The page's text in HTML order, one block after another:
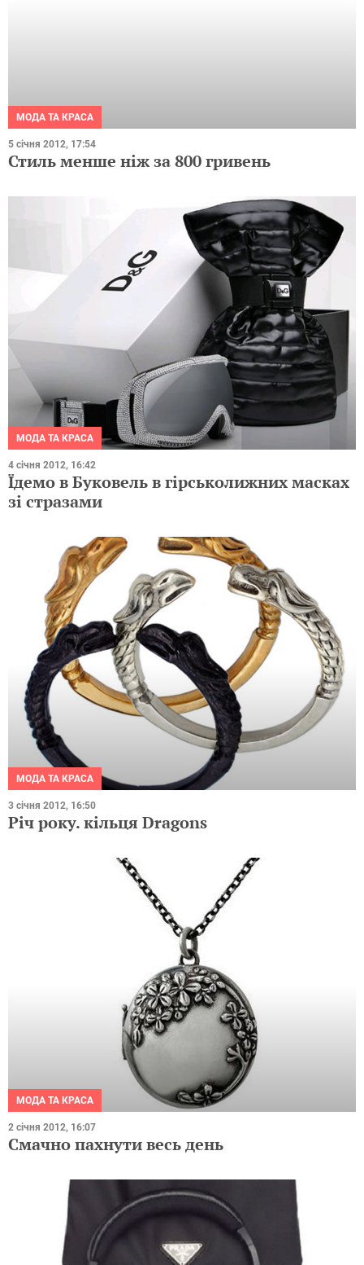
5 січня 2012, 17:54
Стиль менше ніж за 800 гривень
МОДА ТА КРАСА
4 січня 2012, 16:42
Їдемо в Буковель в гірськолижних масках
зі стразами
МОДА ТА КРАСА
3 січня 2012, 16:50
Річ року. кільця Dragons
2 січня 2012, 16:07
Смачно пахнути весь день